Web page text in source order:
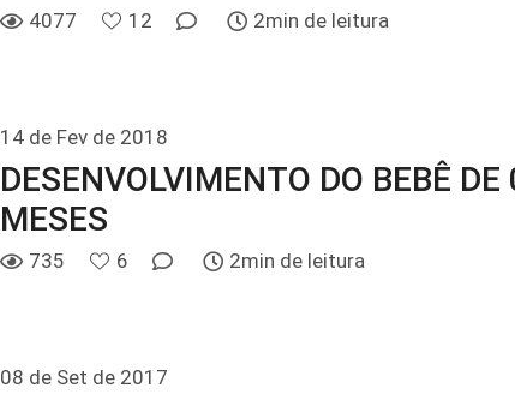
4077 12 2min de leitura
14 de Fev de 2018
DESENVOLVIMENTO DO BEBÊ DE
MESES
735 6 2min de leitura
08 de Set de 2017